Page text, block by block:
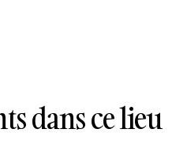
dans ce lieu